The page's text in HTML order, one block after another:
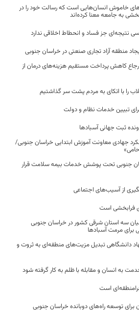
خاموش انسان‌هایی است که رسالت خود را در
به جامعه معنا کرده‌اند
نتیجه‌ای جز فساد و انحطاط اخلاقی ندارد
منطقه آزاد تجاری صنعتی در خراسان جنوبی
کاهش پرداخت مستقیم هزینه‌های درمان از
را با اتکای به مردم پشت سر گذاشتیم
تبیین خدمات نظام و دولت
ثبت جهانی آسبادها
جهادی معاونت آموزش ابتدایی خراسان جنوبی/
جنوبی تحت پوشش خدمات بیمه سلامت قرار
از آسیب‌های اجتماعی
فرابخشی است
سه استان شرقی کشور در خراسان جنوبی
برای مرمت آسبادها
دانشگاهی تبدیل مزیت‌های منطقه‌ای به ثروت و
به انسان و مقابله با ظلم به کار گرفته شود
است